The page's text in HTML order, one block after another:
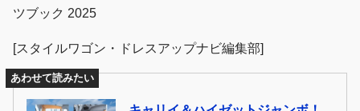
ツブック 2025
[スタイルワゴン・ドレスアップナビ編集部]
あわせて読みたい